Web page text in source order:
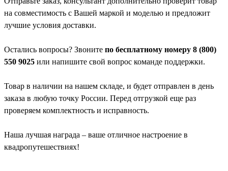
на совместимость с Вашей маркой и моделью и предложит
лучшие условия доставки.
Остались вопросы? Звоните по бесплатному номеру 8 (800)
550 9025 или напишите свой вопрос команде поддержки.
Товар в наличии на нашем складе, и будет отправлен в день
заказа в любую точку России. Перед отгрузкой еще раз
проверяем комплектность и исправность.
Наша лучшая награда – ваше отличное настроение в
квадропутешествиях!